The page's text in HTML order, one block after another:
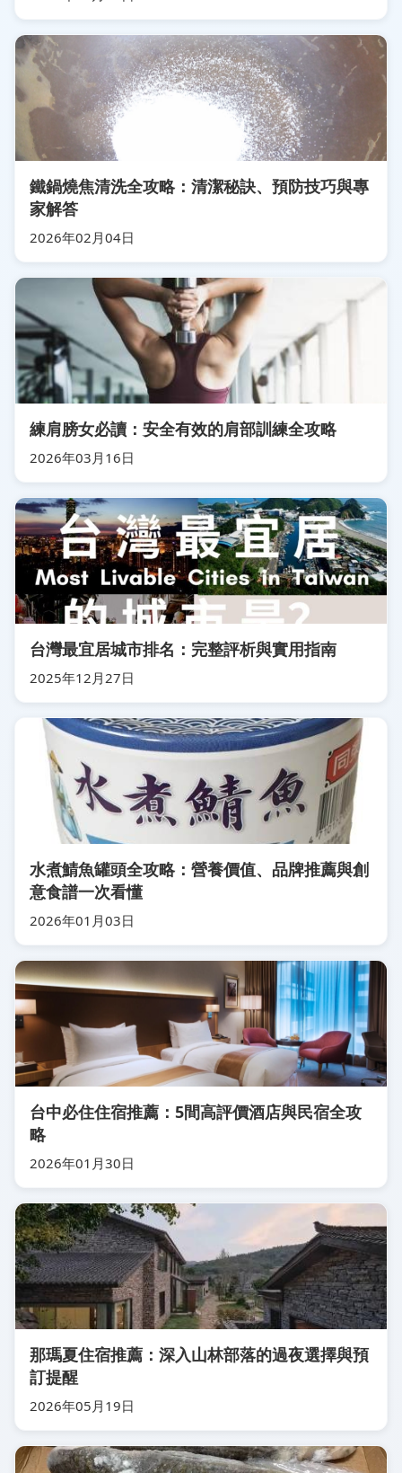
鐵鍋燒焦清洗全攻略：清潔秘訣、預防技巧與專
家解答
2026年02月04日
練肩膀女必讀：安全有效的肩部訓練全攻略
2026年03月16日
台灣最宜居城市排名：完整評析與實用指南
2025年12月27日
水煮鯖魚罐頭全攻略：營養價值、品牌推薦與創
意食譜一次看懂
2026年01月03日
台中必住住宿推薦：5間高評價酒店與民宿全攻
略
2026年01月30日
那瑪夏住宿推薦：深入山林部落的過夜選擇與預
訂提醒
2026年05月19日